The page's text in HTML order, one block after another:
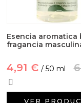
Esencia aromatica
fragancia
4,91 € / 50 ml
VER
Huerto ecologico
Cosmética